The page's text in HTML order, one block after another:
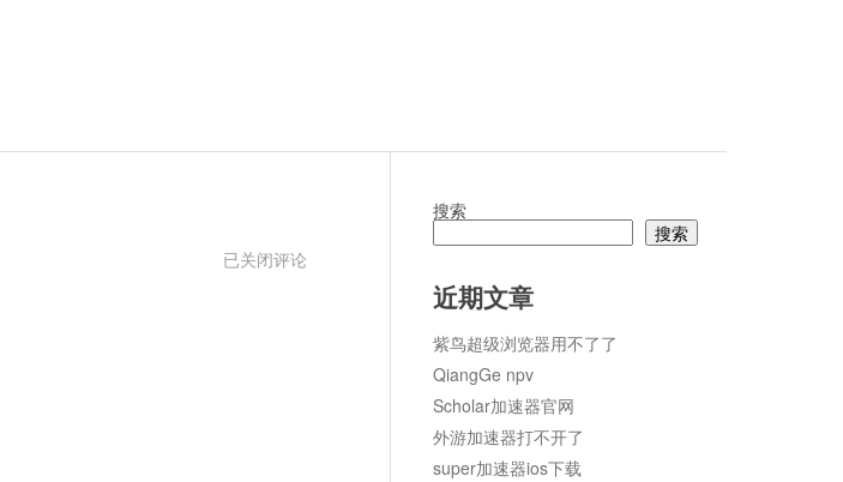
周
已关闭评论
搜索
搜索
近期文章
紫鸟超级浏览器用不了了
QiangGe npv
Scholar加速器官网
外游加速器打不开了
super加速器ios下载